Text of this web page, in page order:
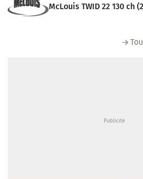
McLouis TWID 22 130 ch